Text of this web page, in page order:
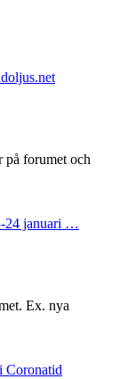
på forumet och
24 januari …
Ex. nya
Coronatid